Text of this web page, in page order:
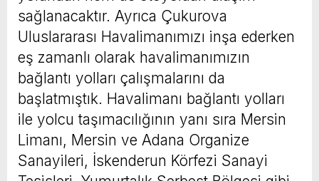
sağlanacaktır. Ayrıca Çukurova
Uluslararası Havalimanımızı inşa ederken
eş zamanlı olarak havalimanımızın
bağlantı yolları çalışmalarını da
başlatmıştık. Havalimanı bağlantı yolları
ile yolcu taşımacılığının yanı sıra Mersin
Limanı, Mersin ve Adana Organize
Sanayileri, İskenderun Körfezi Sanayi